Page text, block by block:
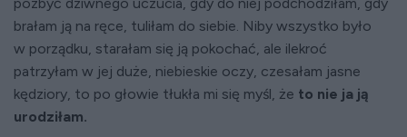
brałam ją na ręce, tuliłam do siebie. Niby wszystko było
w porządku, starałam się ją pokochać, ale ilekroć
patrzyłam w jej duże, niebieskie oczy, czesałam jasne
kędziory, to po głowie tłukła mi się myśl, że to nie ja ją
urodziłam.